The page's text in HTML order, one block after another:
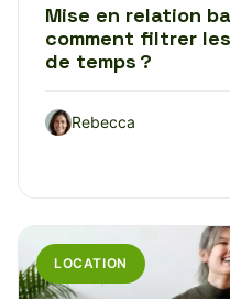
Mise en relation
comment filtrer
de temps ?
Rebecca
LOCATION